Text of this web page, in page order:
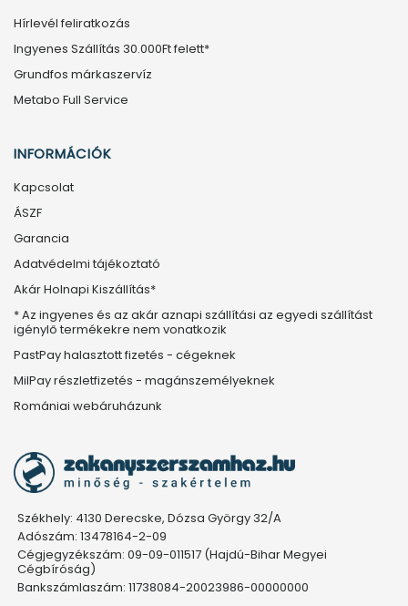
Hírlevél feliratkozás
Ingyenes Szállítás 30.000Ft felett*
Grundfos márkaszervíz
Metabo Full Service
INFORMÁCIÓK
Kapcsolat
ÁSZF
Garancia
Adatvédelmi tájékoztató
Akár Holnapi Kiszállítás*
* Az ingyenes és az akár aznapi szállítási az egyedi szállítást
igénylő termékekre nem vonatkozik
PastPay halasztott fizetés - cégeknek
MilPay részletfizetés - magánszemélyeknek
Romániai webáruházunk
Székhely: 4130 Derecske, Dózsa György 32/A
Adószám: 13478164-2-09
Cégjegyzékszám: 09-09-011517 (Hajdú-Bihar Megyei
Cégbíróság)
Bankszámlaszám: 11738084-20023986-00000000